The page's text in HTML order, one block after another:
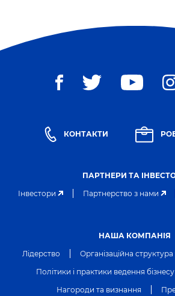
КОНТАКТИ
ПАРТНЕРИ ТА
Інвестори
Партнерство з нами
НАША КОМПАНІЯ
Лідерство
Організаційна
Політики і практики ведення бізнесу
Нагороди та визнання